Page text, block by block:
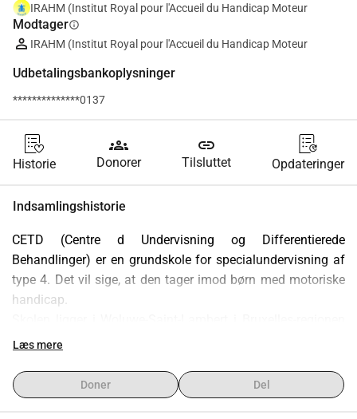
IRAHM (Institut Royal pour l'Accueil du Handicap Moteur
Modtagerinfo
IRAHM (Institut Royal pour l'Accueil du Handicap Moteur
Udbetalingsbankoplysninger
**************0137
Historie
groups
Donorer
link
Tilsluttet Opdateringer
Indsamlingshistorie
CETD (Centre d Undervisning og Differentierede
Behandlinger) er en grundskole for specialundervisning af
type 4. Det vil sige, at den tager imod børn med motoriske
handicap.
og er en del af en gruppe skoler, der fremmer åbenhed over
der gør det muligt for eleverne at åbne sig for andre og især
forstå og integrere sig i det samfund, vi lever i, på trods af
Læs mere
Doner Del